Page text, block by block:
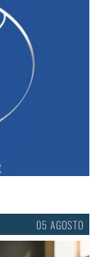
05 AGOSTO